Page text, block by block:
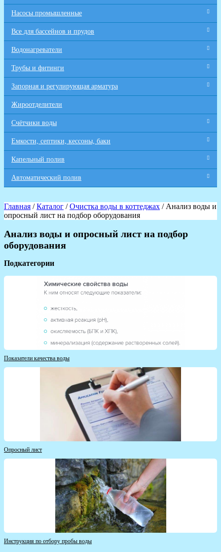
Насосы промышленные
Все для бaссейнов и прудов
Водонагреватели
Трубы и фитинги
Запорная и регулирующая арматура
Жироотделители
Счётчики воды
Емкости, септики, кессоны, баки
Капельный полив
Автоматический полив
Главная /Каталог /Очистка воды в коттеджах / Анализ воды и
опросный лист на подбор оборудования
Анализ воды и опросный лист на подбор
оборудования
Подкатегории
Показатели качества воды
Опросный лист
Инструкция по отбору пробы воды